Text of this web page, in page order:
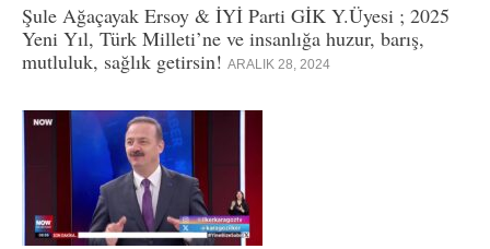
Şule Ağaçayak Ersoy & İYİ Parti GİK Y.Üyesi ; 2025
Yeni Yıl, Türk Milleti’ne ve insanlığa huzur, barış,
mutluluk, sağlık getirsin! ARALIK 28, 2024